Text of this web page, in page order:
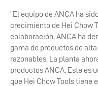
“El equipo de ANCA ha
crecimiento de Hei Chow
colaboración, ANCA ha
gama de productos de
razonables. La planta
productos ANCA. Este es
que Hei Chow Tools tiene